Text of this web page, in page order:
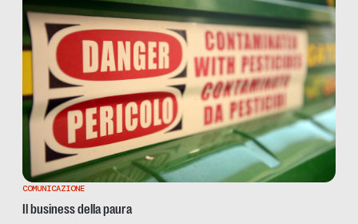
COMUNICAZIONE
Il business della paura